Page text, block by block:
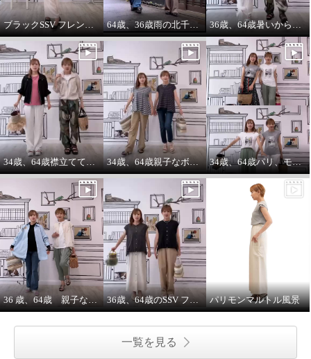
ブラックSSV フレンチシャツにブラックブルゾン so cool! 64歳、36歳雨の北千住迷路散歩 36歳、64歳暑いから ノースリーブ必須‼️暑いから腕は出す‼️
34歳、64歳襟立ててブルゾンを着る えっ？襟立てない？ 34歳、64歳親子なボーダーコーデstyle^_^ 34歳、64歳パリ、モンマルトルの階段プリントカットソーを着る。
36 歳、64歳 親子な年齢差コーデ 36歳、64歳のSSV フレンチスリーブシャツはジレにもなります。 パリモンマルトル風景
一覧を見る